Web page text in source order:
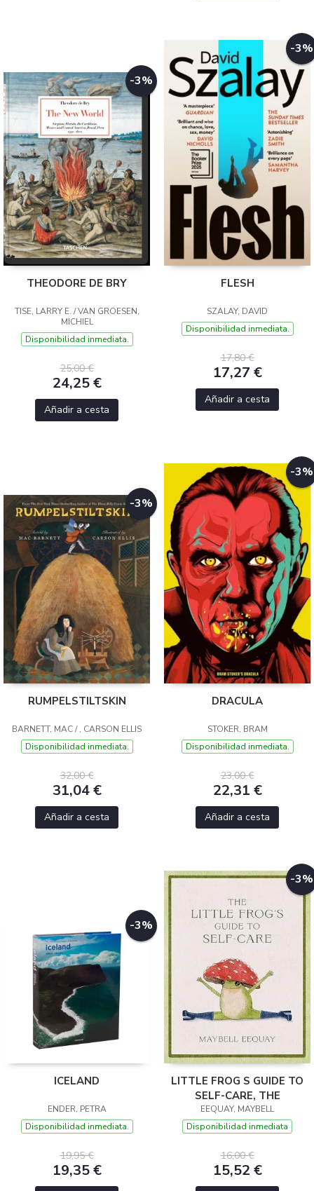
-3%
THEODORE DE BRY
TISE, LARRY E. / VAN GROESEN,
MICHIEL
Disponibilidad inmediata.
25,00 €
24,25 €
Añadir a cesta
-3%
FLESH
SZALAY, DAVID
Disponibilidad inmediata.
17,80 €
17,27 €
Añadir a cesta
-3%
RUMPELSTILTSKIN
BARNETT, MAC / , CARSON ELLIS
Disponibilidad inmediata.
32,00 €
31,04 €
Añadir a cesta
-3%
DRACULA
STOKER, BRAM
Disponibilidad inmediata.
23,00 €
22,31 €
Añadir a cesta
-3%
ICELAND
ENDER, PETRA
Disponibilidad inmediata.
19,95 €
19,35 €
-3%
LITTLE FROG S GUIDE TO
SELF-CARE, THE
EEQUAY, MAYBELL
Disponibilidad inmediata
16,00 €
15,52 €